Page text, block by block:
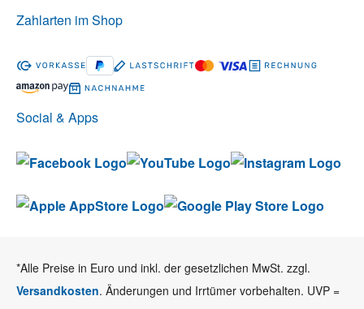
Social & Apps
Zahlarten im Shop
*Alle Preise in Euro und inkl. der gesetzlichen MwSt. zzgl.
Versandkosten. Änderungen und Irrtümer vorbehalten. UVP =